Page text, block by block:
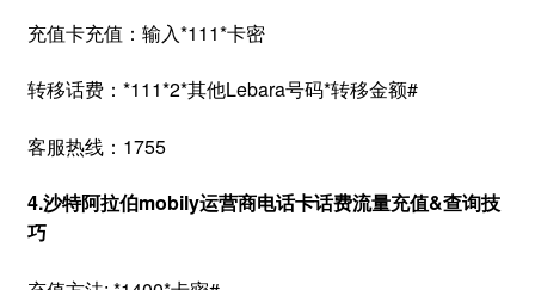
充值卡充值：输入*111*卡密
转移话费：*111*2*其他Lebara号码*转移金额#
客服热线：1755
4.沙特阿拉伯mobily运营商电话卡话费流量充值&查询技
巧